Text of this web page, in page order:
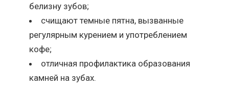
белизну зубов;
счищают темные пятна, вызванные
регулярным курением и употреблением
кофе;
отличная профилактика образования
камней на зубах.